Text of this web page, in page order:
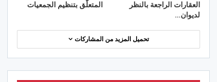
العقارات الراجعة بالنظر
لديوان…
المتعلّق بتنظيم الجمعيات
تحميل المزيد من المشاركات